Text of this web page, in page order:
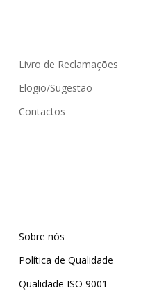
Livro de Reclamações
Elogio/Sugestão
Contactos
Sobre nós
Política de Qualidade
Qualidade ISO 9001